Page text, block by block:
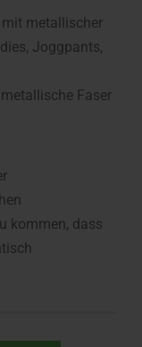
metallischer
Joggpants,
Faser
kommen, dass